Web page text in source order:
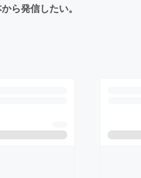
ら発信したい。